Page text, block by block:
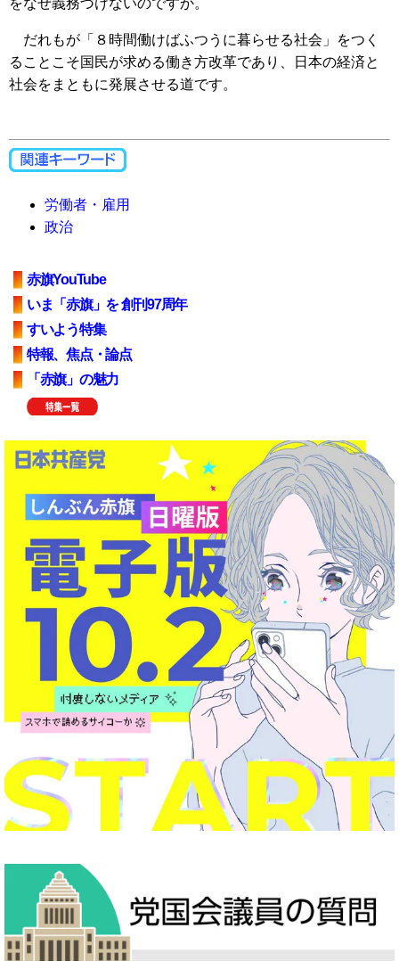
だれもが「８時間働けばふつうに暮らせる社会」をつく
ることこそ国民が求める働き方改革であり、日本の経済と
社会をまともに発展させる道です。
労働者・雇用
政治
赤旗YouTube
いま「赤旗」を 創刊97周年
すいよう特集
特報、焦点・論点
「赤旗」の魅力